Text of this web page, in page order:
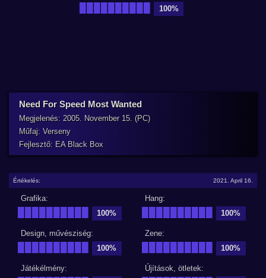
100%
Need For Speed Most Wanted
Megjelenés: 2005. November 15. (PC)
Műfaj: Verseny
Fejlesztő: EA Black Box
Értékelés: 2021. April 16.
Grafika:
100%
Hang:
100%
Design, művésziség:
100%
Zene:
100%
Játékélmény: Újítások, ötletek: